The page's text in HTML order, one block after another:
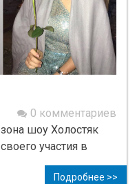
0 комментариев
шоу Холостяк
участия в
Подробнее >>